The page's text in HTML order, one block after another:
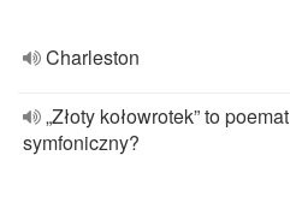
Charleston
„Złoty kołowrotek” to poemat
symfoniczny?